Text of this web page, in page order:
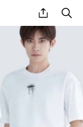
share